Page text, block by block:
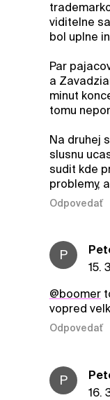
viditelne
bol uplne
Par
a
minut
tomu
Na druhej
slusnu
sudit kde
problemy,
Odpovedať
P
15.
@boomer
vopred
Odpovedať
P
16.